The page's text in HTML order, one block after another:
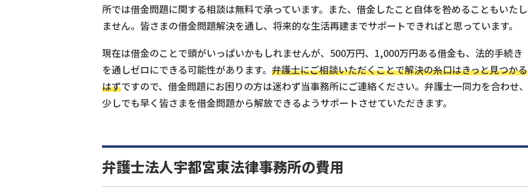
所では借金問題に関する相談は無料で承っています。また、借金したこと自体を咎めることもいたし
ません。皆さまの借金問題解決を通し、将来的な生活再建までサポートできればと思っています。
現在は借金のことで頭がいっぱいかもしれませんが、500万円、1,000万円ある借金も、法的手続き
を通しゼロにできる可能性があります。 弁護士にご相談いただくことで解決の糸口はきっと見つかる
はずですので、借金問題にお困りの方は迷わず当事務所にご連絡ください。弁護士一同力を合わせ、
少しでも早く皆さまを借金問題から解放できるようサポートさせていただきます。
弁護士法人宇都宮東法律事務所の費用